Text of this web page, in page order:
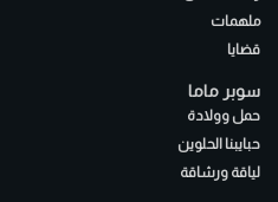
ملهمات
قضايا
سوبر ماما
حمل وولادة
حبايبنا الحلوين
لياقة ورشاقة